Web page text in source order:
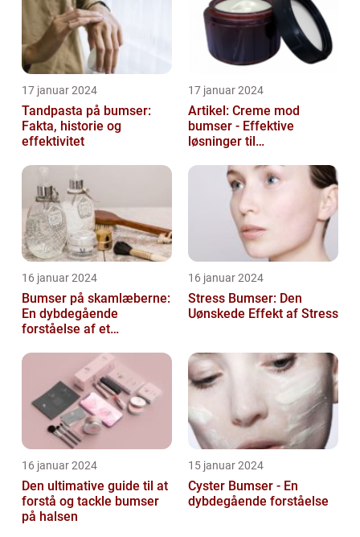
17 januar 2024
Tandpasta på bumser:
Fakta, historie og
effektivitet
17 januar 2024
Artikel: Creme mod
bumser - Effektive
løsninger til
16 januar 2024
Bumser på skamlæberne:
En dybdegående
forståelse af et
16 januar 2024
Stress Bumser: Den
Uønskede Effekt af Stress
16 januar 2024
Den ultimative guide til at
forstå og tackle bumser
på halsen
15 januar 2024
Cyster Bumser - En
dybdegående forståelse